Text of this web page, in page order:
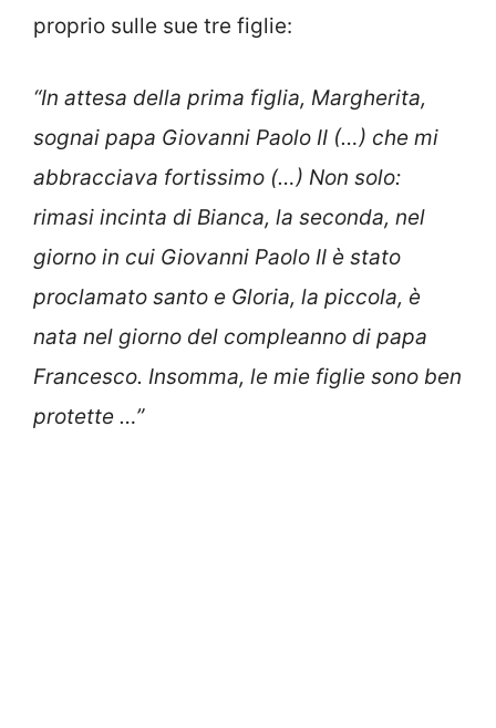
proprio sulle sue tre figlie:
“In attesa della prima figlia, Margherita,
sognai papa Giovanni Paolo II (…) che mi
abbracciava fortissimo (…) Non solo:
rimasi incinta di Bianca, la seconda, nel
giorno in cui Giovanni Paolo II è stato
proclamato santo e Gloria, la piccola, è
nata nel giorno del compleanno di papa
Francesco. Insomma, le mie figlie sono ben
protette …”